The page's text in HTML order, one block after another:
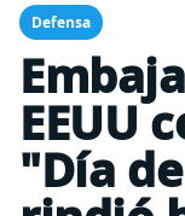
Defensa
EEUU
"Día